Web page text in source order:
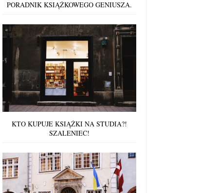
PORADNIK KSIĄŻKOWEGO GENIUSZA.
KTO KUPUJE KSIĄŻKI NA STUDIA?!
SZALENIEC!